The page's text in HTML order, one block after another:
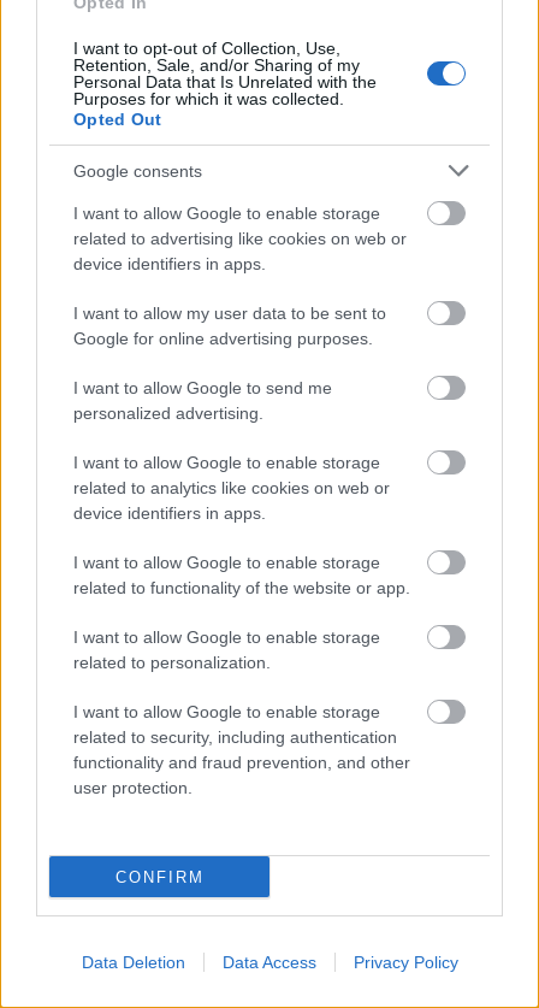
I want to opt-out of Collection, Use,
Retention, Sale, and/or Sharing of my
Personal Data that Is Unrelated with the
Purposes for which it was collected.
Opted Out
Google consents
I want to allow Google to enable storage
related to advertising like cookies on web or
device identifiers in apps.
I want to allow my user data to be sent to
Google for online advertising purposes.
I want to allow Google to send me
personalized advertising.
I want to allow Google to enable storage
related to analytics like cookies on web or
device identifiers in apps.
I want to allow Google to enable storage
related to functionality of the website or app.
I want to allow Google to enable storage
related to personalization.
I want to allow Google to enable storage
related to security, including authentication
functionality and fraud prevention, and other
user protection.
CONFIRM
Data Deletion Data Access Privacy Policy
elkeseredést is megérezte, ahogy gurították neki a…
5 regény, amit el kell olvasnod
Gyerekkönyv-sorozatok, vol.3.
de máris be akar szállni a családi üzletbe. Az apja
tolvaj, de csak lopott tárgyakat lop vissza, és jó
kezén landol egy ősi karperec. Mire a lány feleszmél,
már képes állati alakot ölteni és a…